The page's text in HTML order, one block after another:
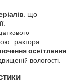
, що
.
трактора.
освітлення
вологості.